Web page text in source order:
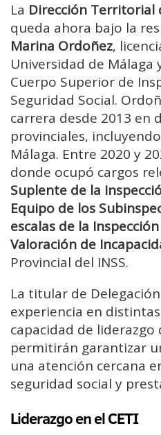
La Dirección Territorial
queda ahora bajo la
Marina Ordoñez,
Universidad de Málaga
Cuerpo Superior de
Seguridad Social.
carrera desde 2013 en
provinciales,
Málaga. Entre 2020 y
donde ocupó cargos
Suplente de la
Equipo de los
escalas de la Inspección
Valoración de
Provincial del INSS.
La titular de
experiencia en
capacidad de
permitirán garantizar
una atención cercana
seguridad social y
Liderazgo en el CETI